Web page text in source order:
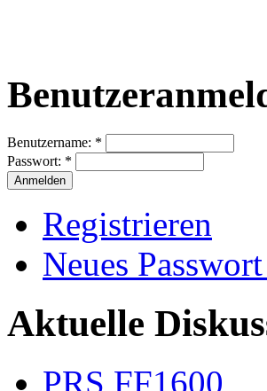
Benutzername: *
Passwort: *
Registrieren
Neues
Aktuelle
PRS FF1600